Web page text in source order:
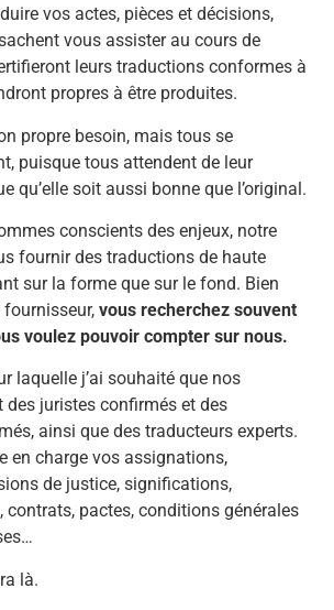
vos actes, pièces et décisions,
vous assister au cours de
leurs traductions conformes à
propres à être produites.
propre besoin, mais tous se
puisque tous attendent de leur
qu’elle soit aussi bonne que l’original.
conscients des enjeux, notre
fournir des traductions de haute
sur la forme que sur le fond. Bien
fournisseur, vous recherchez souvent
voulez pouvoir compter sur nous.
laquelle j’ai souhaité que nos
des juristes confirmés et des
ainsi que des traducteurs experts.
en charge vos assignations,
de justice, significations,
contrats, pactes, conditions générales
là.